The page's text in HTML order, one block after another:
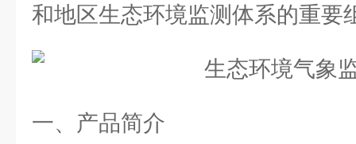
和地区生态环境监测体系的重要
一、产品简介